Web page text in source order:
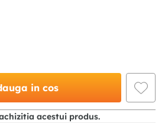
in cos
acestui produs.